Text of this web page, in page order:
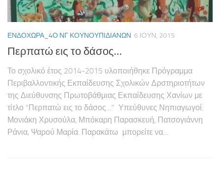
ΕΝΔΟΧΏΡΑ_4Ο ΝΓ ΚΟΥΝΟΥΠΙΔΙΑΝΏΝ 6 ΙΟΥΝ, 2015
Περπατώ εις το δάσος…
Το σχολικό έτος 2014-2015 υλοποιήθηκε Πρόγραμμα
Περιβαλλοντικής Εκπαίδευσης Σχολικών Δρστηριοτήτων
της Διεύθυνσης Πρωτοβάθμιας Εκπαίδευσης Χανίων με
τίτλο “Περπατώ εις το δάσος…” Υπεύθυνες Νηπιαγωγοί:
Μονιάκη Χρυσούλα, Μπόκαρη Παρασκευή, Πατσογιάννη
Ράνια, Ψαρού Μαρία. Παρακάτω μπορείτε να...